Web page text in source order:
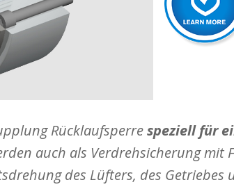
Rücklaufsperrespeziell für
auch als Verdrehsicherung
des Lüfters, des